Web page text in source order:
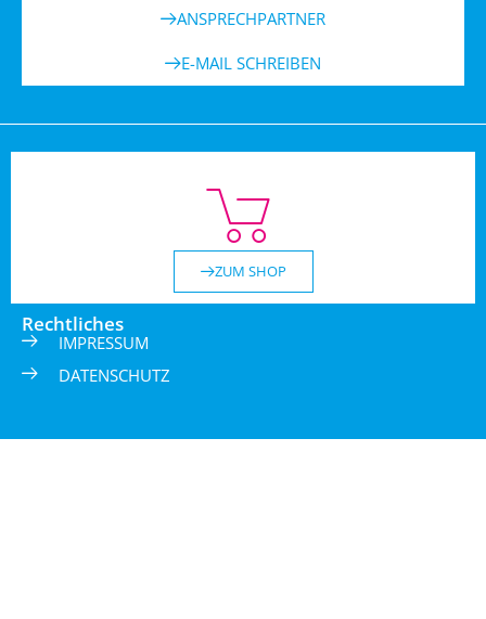
ANSPRECHPARTNER
E-MAIL SCHREIBEN
ZUM SHOP
Rechtliches
IMPRESSUM
DATENSCHUTZ